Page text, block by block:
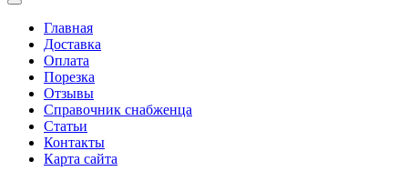
Главная
Доставка
Оплата
Порезка
Отзывы
Справочник снабженца
Статьи
Контакты
Карта сайта